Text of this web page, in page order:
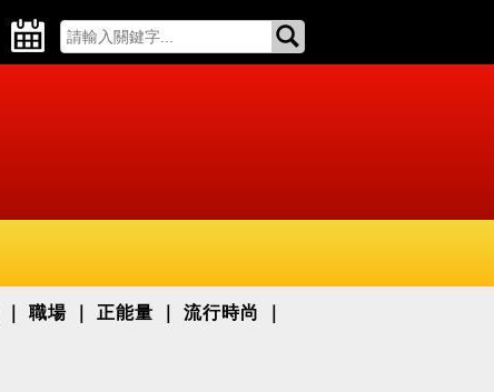
職場 正能量 流行時尚